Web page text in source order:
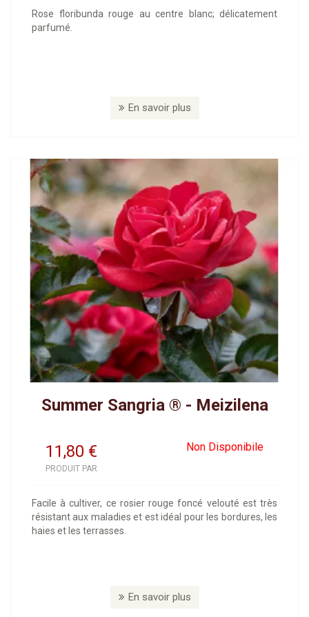
Rose floribunda rouge au centre blanc; délicatement
parfumé.
En savoir plus
Summer Sangria ® - Meizilena
11,80 Non Disponibile
€
PRODUIT PAR
Facile à cultiver, ce rosier rouge foncé velouté est très
résistant aux maladies et est idéal pour les bordures, les
haies et les terrasses.
En savoir plus